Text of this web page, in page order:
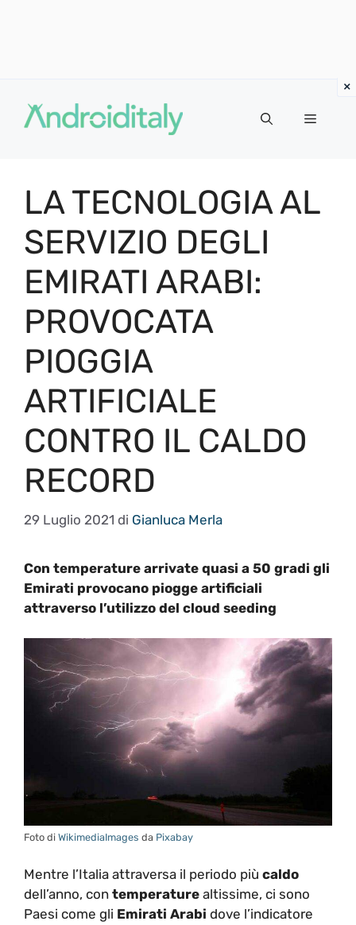
contenuto
MENU
LA TECNOLOGIA AL
SERVIZIO DEGLI
EMIRATI ARABI:
PROVOCATA
PIOGGIA
ARTIFICIALE
CONTRO IL CALDO
RECORD
29 Luglio 2021 di Gianluca Merla
Con temperature arrivate quasi a 50 gradi gli
Emirati provocano piogge artificiali
attraverso l’utilizzo del cloud seeding
Foto di WikimediaImages da Pixabay
Mentre l’Italia attraversa il periodo più caldo
dell’anno, con temperature altissime, ci sono
Paesi come gli Emirati Arabi dove l’indicatore